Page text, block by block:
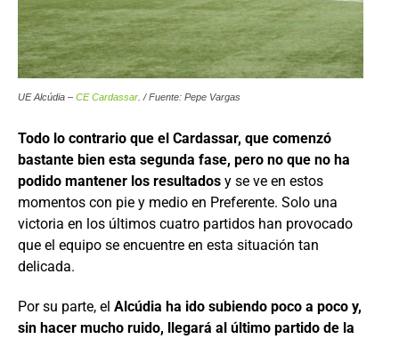
UE Alcúdia – CE Cardassar . / Fuente: Pepe Vargas
Todo lo contrario que el Cardassar, que comenzó
bastante bien esta segunda fase, pero no que no ha
podido mantener los resultados y se ve en estos
momentos con pie y medio en Preferente. Solo una
victoria en los últimos cuatro partidos han provocado
que el equipo se encuentre en esta situación tan
delicada.
Por su parte, el Alcúdia ha ido subiendo poco a poco y,
sin hacer mucho ruido, llegará al último partido de la